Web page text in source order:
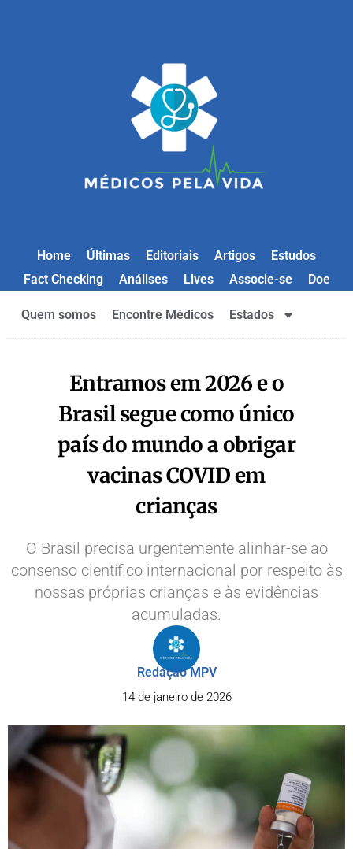
Home Últimas Editoriais Artigos
Estudos
Fact Checking
Análises Lives Associe-se Doe
Quem somos Encontre Médicos Estados
Entramos em 2026 e o
Brasil segue como único
país do mundo a obrigar
vacinas COVID em
crianças
O Brasil precisa urgentemente alinhar-se ao
consenso científico internacional por respeito às
nossas próprias crianças e às evidências
acumuladas.
Redação MPV
14 de janeiro de 2026